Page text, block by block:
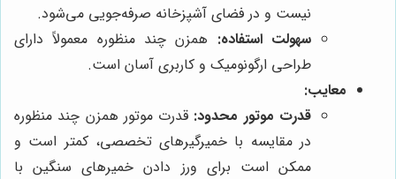
نیست و در فضای آشپزخانه صرفه‌جویی می‌شود.
سهولت استفاده: همزن چند منظوره معمولاً دارای
طراحی ارگونومیک و کاربری آسان است.
معایب:
قدرت موتور محدود: قدرت موتور همزن چند منظوره
در مقایسه با خمیرگیرهای تخصصی، کمتر است و
ممکن است برای ورز دادن خمیرهای سنگین با